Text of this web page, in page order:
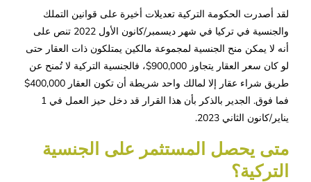
لقد أصدرت الحكومة التركية تعديلات أخيرة على قوانين التملك
والجنسية في تركيا في شهر ديسمبر/كانون الأول 2022 تنص على
أنه لا يمكن منح الجنسية لمجموعة مالكين يمتلكون ذات العقار حتى
لو كان سعر العقار يتجاوز 900,000$، فالجنسية التركية لا تُمنح عن
طريق شراء عقار إلا لمالك واحد شريطة أن تكون العقار 400,000$
فما فوق. الجدير بالذكر بأن هذا القرار قد دخل حيز العمل في 1
يناير/كانون الثاني 2023.
التركية؟